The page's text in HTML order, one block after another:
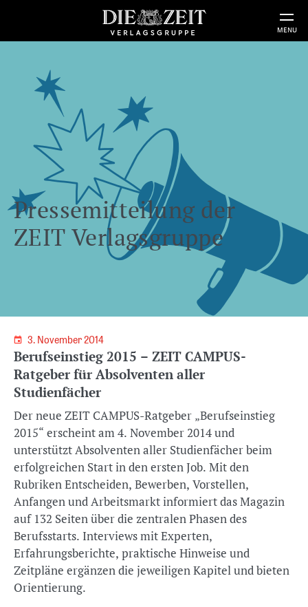
MENU
Pressemitteilung der
ZEIT Verlagsgruppe
3. November 2014
Berufseinstieg 2015 – ZEIT CAMPUS-
Ratgeber für Absolventen aller
Studienfächer
Der neue ZEIT CAMPUS-Ratgeber „Berufseinstieg
2015“ erscheint am 4. November 2014 und
unterstützt Absolventen aller Studienfächer beim
erfolgreichen Start in den ersten Job. Mit den
Rubriken Entscheiden, Bewerben, Vorstellen,
Anfangen und Arbeitsmarkt informiert das Magazin
auf 132 Seiten über die zentralen Phasen des
Berufsstarts. Interviews mit Experten,
Erfahrungsberichte, praktische Hinweise und
Zeitpläne ergänzen die jeweiligen Kapitel und bieten
Orientierung.